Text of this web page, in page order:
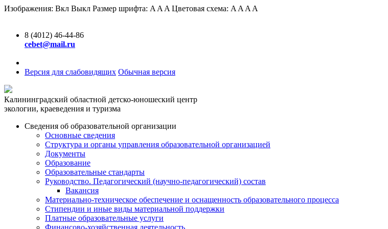
Изображения: Вкл Выкл Размер шрифта: A A A Цветовая схема: A A A A
8 (4012) 46-44-86
cebet@mail.ru
Версия для слабовидящих Обычная версия
Калининградский областной детско-юношеский центр
экологии, краеведения и туризма
Сведения об образовательной организации
Основные сведения
Структура и органы управления образовательной организацией
Документы
Образование
Образовательные стандарты
Руководство. Педагогический (научно-педагогический) состав
Вакансия
Материально-техническое обеспечение и оснащенность образовательного процесса
Стипендии и иные виды материальной поддержки
Платные образовательные услуги
Финансово-хозяйственная деятельность